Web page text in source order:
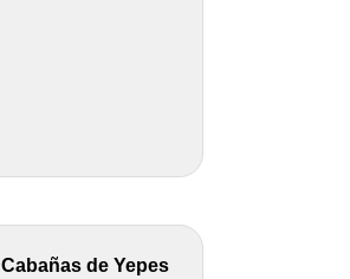
Cabañas de Yepes